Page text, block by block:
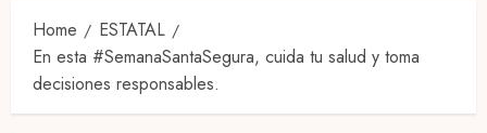
Home
ESTATAL
En esta #SemanaSantaSegura, cuida tu salud y toma
decisiones responsables.